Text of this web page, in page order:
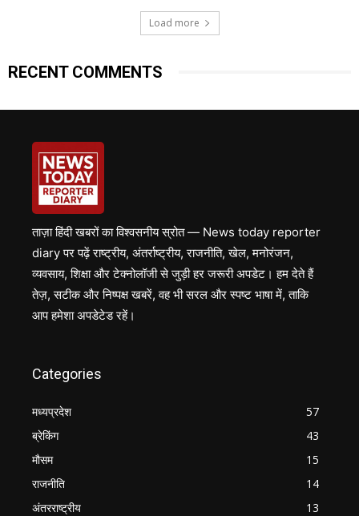
Load more
RECENT COMMENTS
ताज़ा हिंदी खबरों का विश्वसनीय स्रोत — News today reporter
diary पर पढ़ें राष्ट्रीय, अंतर्राष्ट्रीय, राजनीति, खेल, मनोरंजन,
व्यवसाय, शिक्षा और टेक्नोलॉजी से जुड़ी हर जरूरी अपडेट। हम देते हैं
तेज़, सटीक और निष्पक्ष खबरें, वह भी सरल और स्पष्ट भाषा में, ताकि
आप हमेशा अपडेटेड रहें।
Categories
मध्यप्रदेश
57
ब्रेकिंग
43
मौसम
15
राजनीति
14
अंतरराष्ट्रीय
13